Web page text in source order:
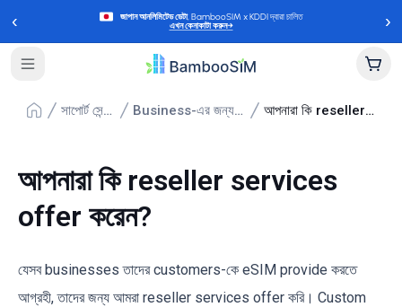
‹ জাপান আনলিমিটেড ডেটা, BambooSIM x KDDI দ্বারা চালিত
এখন কেনাকাটা করুন→ ›
সাপোর্ট সেন্টার Business-এর জন্য eSIMs আপনারা কি reseller services offer করেন?
আপনারা কি reseller services
offer করেন?
যেসব businesses তাদের customers-কে eSIM provide করতে
আগ্রহী, তাদের জন্য আমরা reseller services offer করি। Custom